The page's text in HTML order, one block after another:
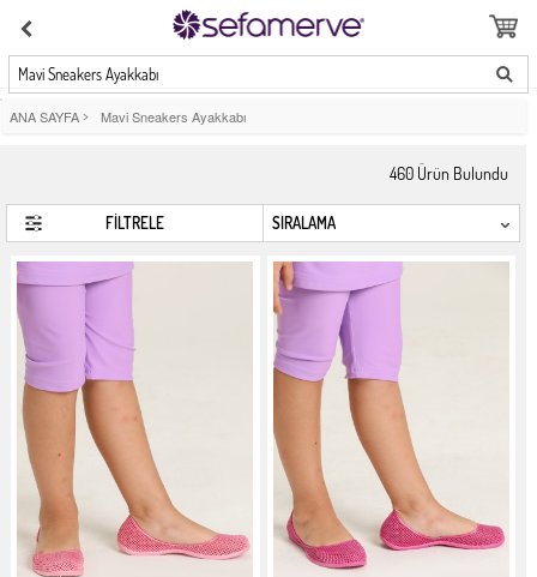
Mavi Sneakers Ayakkabı
ANA SAYFA > Mavi Sneakers Ayakkabı
460 Ürün Bulundu
FİLTRELE